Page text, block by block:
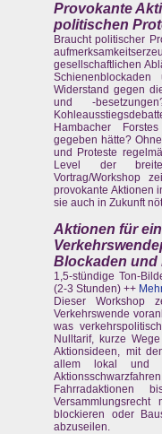
Provokante
politischen
Braucht politischer
gesellschaftlichen
Widerstand gegen
und -
Hambacher
gegeben hätte?
und Proteste
Level der
Vortrag/Workshop
provokante Aktionen
sie auch in Zukunft
Aktionen für
Blockaden und
1,5-stündige Ton-
(2-3 Stunden) ++
Dieser Workshop
Verkehrswende
was
Nulltarif, kurze
Aktionsideen, mit
allem lokal und
blockieren oder
abzuseilen.